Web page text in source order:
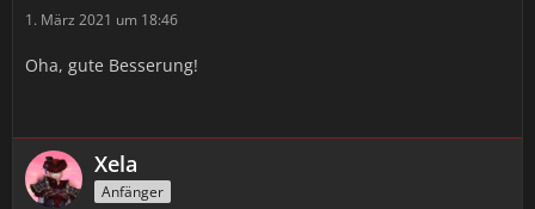
1. März 2021 um 18:46
Oha, gute Besserung!
Xela
Anfänger